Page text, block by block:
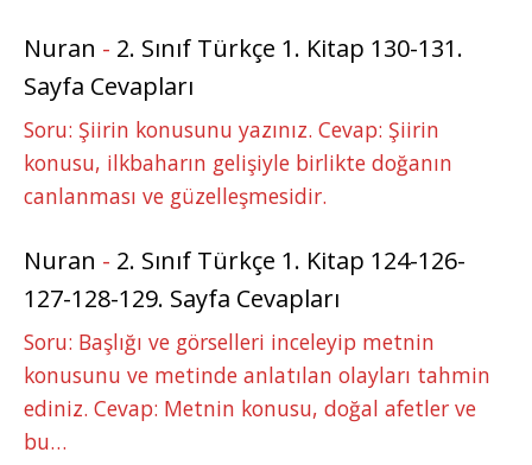
Nuran - 2. Sınıf Türkçe 1. Kitap 130-131.
Sayfa Cevapları
Soru: Şiirin konusunu yazınız. Cevap: Şiirin
konusu, ilkbaharın gelişiyle birlikte doğanın
canlanması ve güzelleşmesidir.
Nuran - 2. Sınıf Türkçe 1. Kitap 124-126-
127-128-129. Sayfa Cevapları
Soru: Başlığı ve görselleri inceleyip metnin
konusunu ve metinde anlatılan olayları tahmin
ediniz. Cevap: Metnin konusu, doğal afetler ve
bu…